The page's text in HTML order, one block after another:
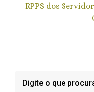
RPPS dos